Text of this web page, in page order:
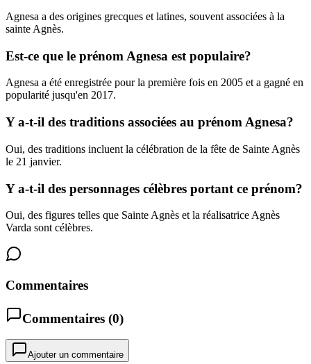
Agnesa a des origines grecques et latines, souvent associées à la
sainte Agnès.
Est-ce que le prénom Agnesa est populaire?
Agnesa a été enregistrée pour la première fois en 2005 et a gagné en
popularité jusqu'en 2017.
Y a-t-il des traditions associées au prénom Agnesa?
Oui, des traditions incluent la célébration de la fête de Sainte Agnès
le 21 janvier.
Y a-t-il des personnages célèbres portant ce prénom?
Oui, des figures telles que Sainte Agnès et la réalisatrice Agnès
Varda sont célèbres.
Commentaires
Commentaires (0)
Ajouter un commentaire